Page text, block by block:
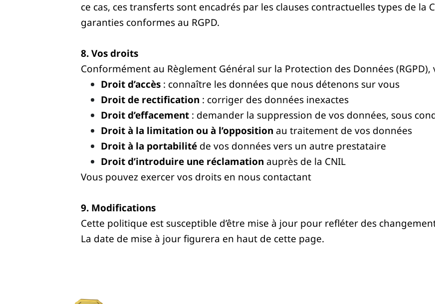
ce cas, ces transferts sont encadrés par les clauses contractuelles types de
garanties conformes au RGPD.
8. Vos droits
Conformément au Règlement Général sur la Protection des Données
Droit d’accès : connaître les données que nous détenons sur vous
Droit de rectification : corriger des données inexactes
Droit d’effacement : demander la suppression de vos données, sous
Droit à la limitation ou à l’opposition au traitement de vos données
Droit à la portabilité de vos données vers un autre prestataire
Droit d’introduire une réclamation auprès de la CNIL
Vous pouvez exercer vos droits en nous contactant
9. Modifications
Cette politique est susceptible d’être mise à jour pour refléter des
La date de mise à jour figurera en haut de cette page.